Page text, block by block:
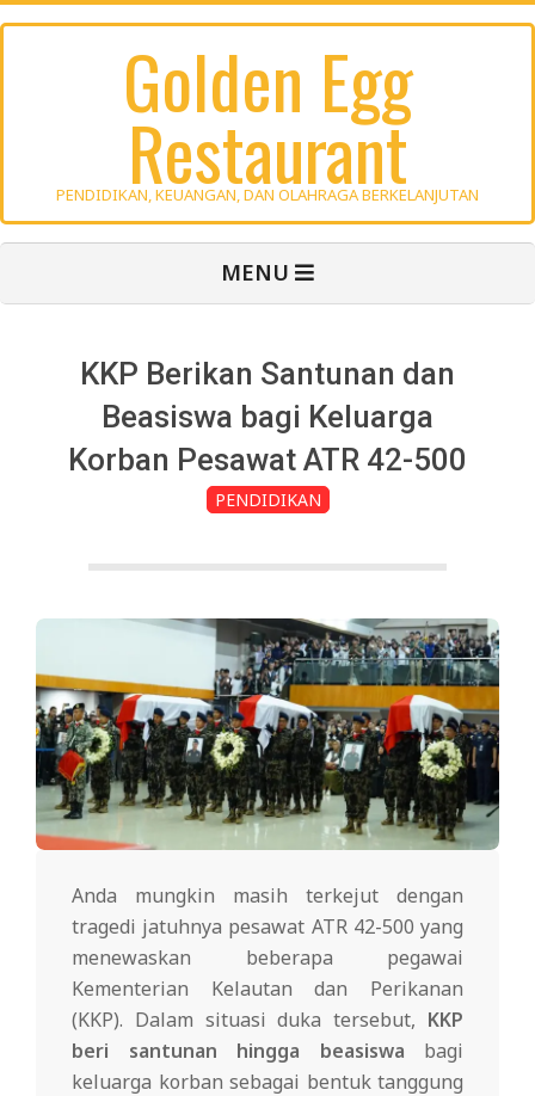
Skip
Golden Egg
Restaurant
PENDIDIKAN, KEUANGAN, DAN OLAHRAGA BERKELANJUTAN
MENU
KKP Berikan Santunan dan
Beasiswa bagi Keluarga
Korban Pesawat ATR 42-500
PENDIDIKAN
Anda mungkin masih terkejut dengan
tragedi jatuhnya pesawat ATR 42-500 yang
menewaskan beberapa pegawai
Kementerian Kelautan dan Perikanan
(KKP). Dalam situasi duka tersebut, KKP
beri santunan hingga beasiswa bagi
keluarga korban sebagai bentuk tanggung